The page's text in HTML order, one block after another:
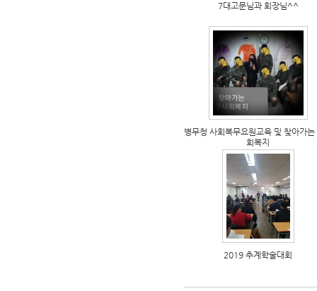
7대고문님과 회장님^^
병무청 사회복무요원교육 및 찾아가는
회복지
2019 추계학술대회